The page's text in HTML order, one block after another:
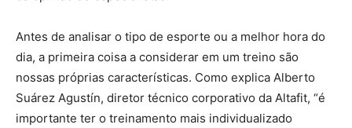
Antes de analisar o tipo de esporte ou a melhor hora do
dia, a primeira coisa a considerar em um treino são
nossas próprias características. Como explica Alberto
Suárez Agustín, diretor técnico corporativo da Altafit, “é
importante ter o treinamento mais individualizado